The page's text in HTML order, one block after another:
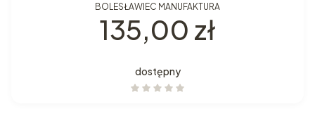
BOLESŁAWIEC MANUFAKTURA
Cena
135,00 zł
dostępny